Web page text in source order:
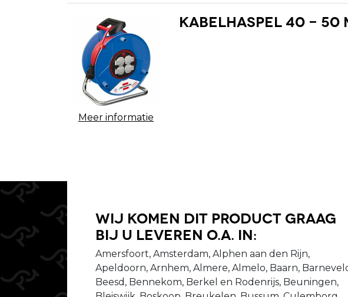
Meer informatie
Kabelhaspel 40 - 50
Wij komen dit product graag
bij u leveren o.a. in:
Amersfoort, Amsterdam, Alphen aan den Rijn,
Apeldoorn, Arnhem, Almere, Almelo, Baarn,
Beesd, Bennekom, Berkel en Rodenrijs, Beuningen,